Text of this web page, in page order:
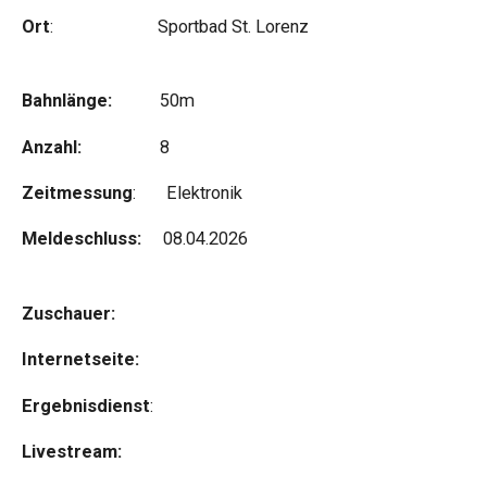
Ort: Sportbad St. Lorenz
Bahnlänge: 50m
Anzahl: 8
Zeitmessung: Elektronik
Meldeschluss: 08.04.2026
Zuschauer:
Internetseite:
Ergebnisdienst:
Livestream: